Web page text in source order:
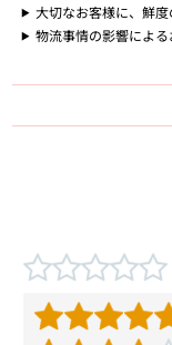
大切なお客様に、鮮
物流事情の影響によ